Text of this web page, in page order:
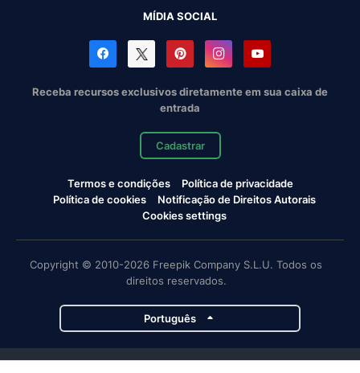
MÍDIA SOCIAL
Receba recursos exclusivos diretamente em sua caixa de
entrada
Cadastrar
Termos e condições
Política de privacidade
Política de cookies
Notificação de Direitos Autorais
Cookies settings
Copyright © 2010-2026 Freepik Company S.L.U. Todos os
direitos reservados.
Português